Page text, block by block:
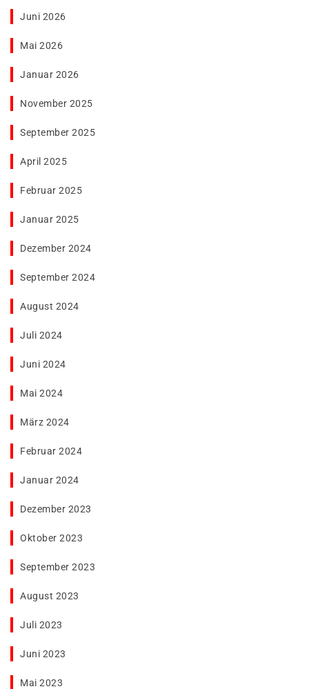
Juni 2026
Mai 2026
Januar 2026
November 2025
September 2025
April 2025
Februar 2025
Januar 2025
Dezember 2024
September 2024
August 2024
Juli 2024
Juni 2024
Mai 2024
März 2024
Februar 2024
Januar 2024
Dezember 2023
Oktober 2023
September 2023
August 2023
Juli 2023
Juni 2023
Mai 2023